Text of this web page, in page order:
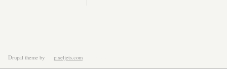
Drupal theme by pixeljets.com